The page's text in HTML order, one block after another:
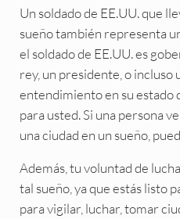
Un soldado de EE.UU. que
sueño también representa
el soldado de EE.UU. es
rey, un presidente, o incluso
entendimiento en su estado
para usted. Si una persona
una ciudad en un sueño,
Además, tu voluntad de
tal sueño, ya que estás listo
para vigilar, luchar, tomar